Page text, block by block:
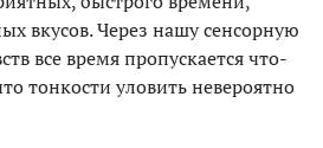
вкусов. Через нашу сенсорную
все время пропускается что-
тонкости уловить невероятно